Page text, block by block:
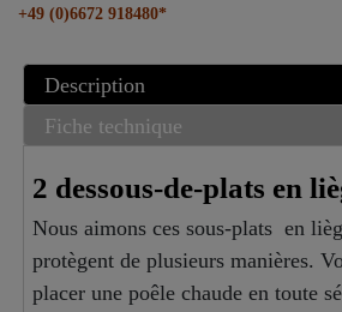
+49 (0)6672 918480*
Description
Fiche technique
2 dessous-de-plats en
Nous aimons ces sous-plats en
protègent de plusieurs manières.
placer une poêle chaude en toute